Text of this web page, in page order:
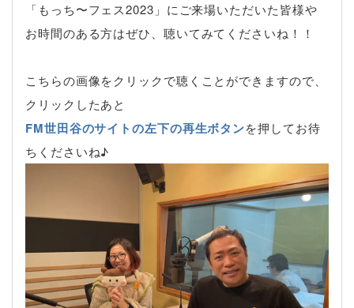
「もっち〜フェス2023」にご来場いただいた皆様や
お時間のある方はぜひ、聴いてみてくださいね！！
こちらの画像をクリックで聴くことができますので、
クリックしたあと
FM世田谷のサイトの左下の再生ボタンを押してお待
ちくださいね♪